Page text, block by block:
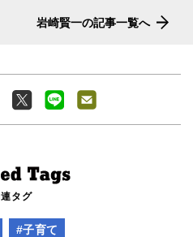
岩崎賢一の記事一覧へ
タグ
#子育て